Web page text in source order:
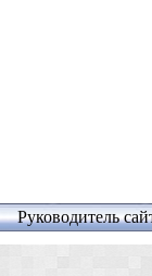
Руководитель